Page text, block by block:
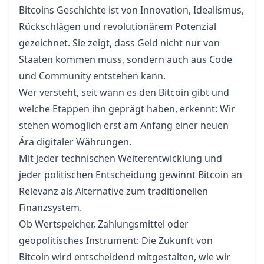
Bitcoins Geschichte ist von Innovation, Idealismus,
Rückschlägen und revolutionärem Potenzial
gezeichnet. Sie zeigt, dass Geld nicht nur von
Staaten kommen muss, sondern auch aus Code
und Community entstehen kann.
Wer versteht, seit wann es den Bitcoin gibt und
welche Etappen ihn geprägt haben, erkennt: Wir
stehen womöglich erst am Anfang einer neuen
Ära digitaler Währungen.
Mit jeder technischen Weiterentwicklung und
jeder politischen Entscheidung gewinnt Bitcoin an
Relevanz als Alternative zum traditionellen
Finanzsystem.
Ob Wertspeicher, Zahlungsmittel oder
geopolitisches Instrument: Die Zukunft von
Bitcoin wird entscheidend mitgestalten, wie wir